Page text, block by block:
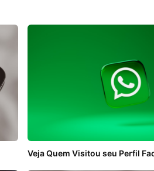
Veja Quem Visitou seu Perfil